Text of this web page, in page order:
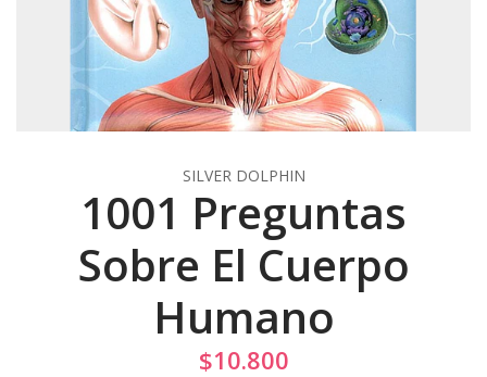
SILVER DOLPHIN
1001 Preguntas
Sobre El Cuerpo
Humano
$10.800